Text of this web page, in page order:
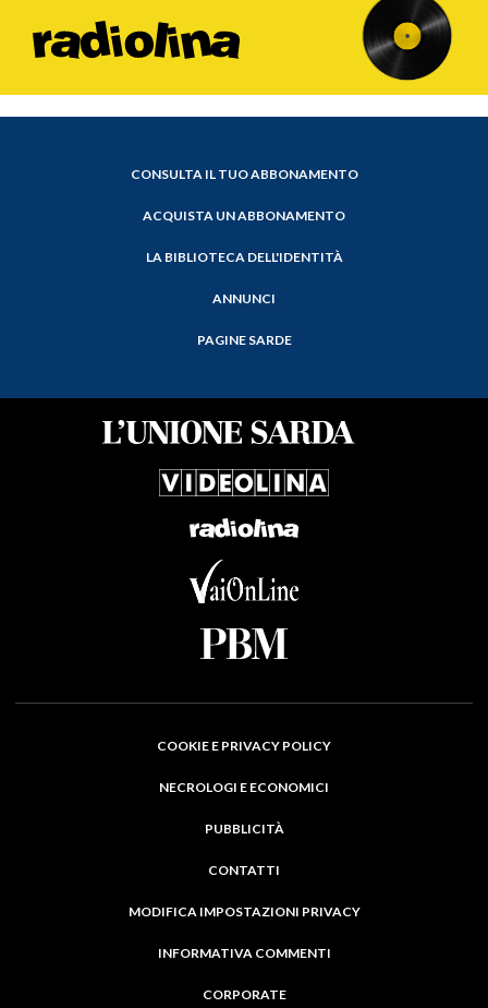
CONSULTA IL TUO ABBONAMENTO
ACQUISTA UN ABBONAMENTO
LA BIBLIOTECA DELL'IDENTITÀ
ANNUNCI
PAGINE SARDE
COOKIE E PRIVACY POLICY
NECROLOGI E ECONOMICI
PUBBLICITÀ
CONTATTI
MODIFICA IMPOSTAZIONI PRIVACY
INFORMATIVA COMMENTI
CORPORATE